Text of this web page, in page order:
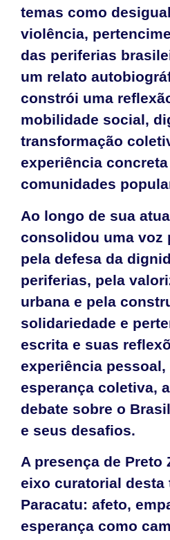
temas como
violência,
das periferias
um relato
constrói uma
mobilidade social,
transformação
experiência
comunidades
Ao longo de sua
consolidou uma voz
pela defesa da
periferias, pela
urbana e pela
solidariedade e
escrita e suas
experiência
esperança coletiva,
debate sobre o
e seus desafios.
A presença de Preto
eixo curatorial desta
Paracatu: afeto,
esperança como